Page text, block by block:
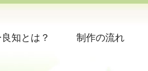
知とは？ 制作の流れ